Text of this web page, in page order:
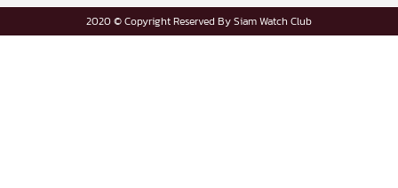
2020 © Copyright Reserved By Siam Watch Club